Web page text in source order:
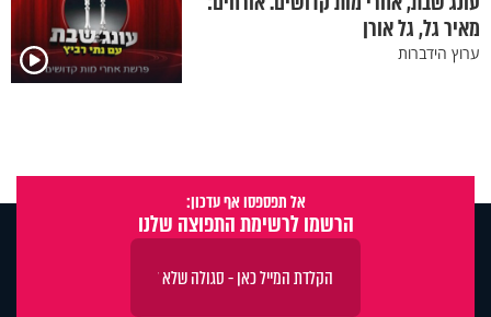
מאיר גל, גל אורן
ערוץ הידברות
אל תפספסו אף עדכון:
הרשמו לרשימת התפוצה שלנו